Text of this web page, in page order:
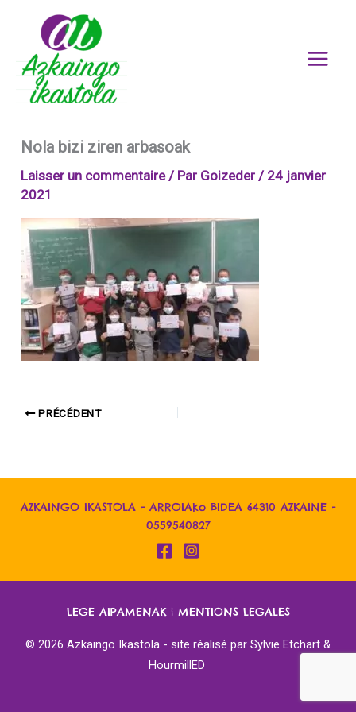
contenu
Nola bizi ziren arbasoak
Laisser un commentaire / Par Goizeder / 24 janvier
2021
PRÉCÉDENT
AZKAINGO IKASTOLA - ARROIAko BIDEA 64310 AZKAINE -
0559540827
LEGE AIPAMENAK| MENTIONS LEGALES
© 2026 Azkaingo Ikastola - site réalisé par Sylvie Etchart &
HourmillED